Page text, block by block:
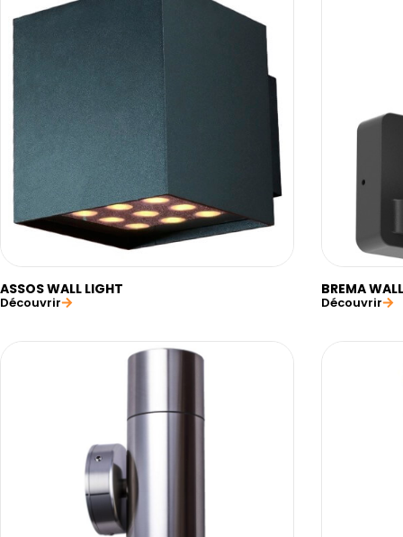
ASSOS WALL LIGHT
Découvrir
BREMA
Découvrir